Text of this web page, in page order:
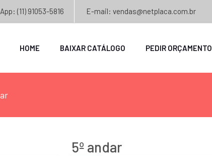
(11) 91053-5816 E-mail: vendas@netplaca.com.br
HOME BAIXAR CATÁLOGO PEDIR ORÇAMENTO
5º andar